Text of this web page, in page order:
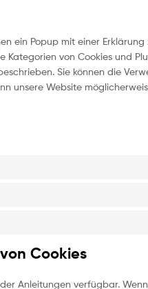
ein Popup mit einer
Kategorien von Cookies und
Sie können die
unsere Website
Cookies
Anleitungen verfügbar. Wenn